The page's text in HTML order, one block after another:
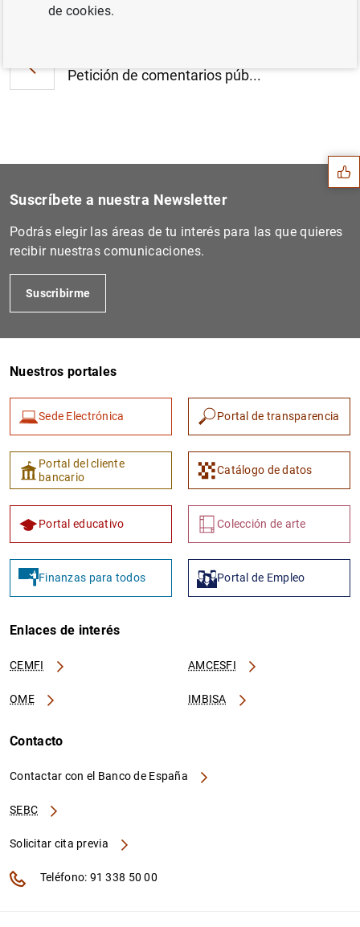
Petición de comentarios púb...
Sugerencias
1 2
Suscríbete a nuestra Newsletter
Podrás elegir las áreas de tu interés para las que quieres
recibir nuestras comunicaciones.
Suscribirme
Nuestros portales
Sede Electrónica Portal de transparencia
Portal del cliente
bancario
Catálogo de datos
Portal educativo Colección de arte
Finanzas para todos Portal de Empleo
Enlaces de interés
CEMFI AMCESFI
OME IMBISA
Contacto
Contactar con el Banco de España
SEBC
Solicitar cita previa
Teléfono: 91 338 50 00
de cookies.